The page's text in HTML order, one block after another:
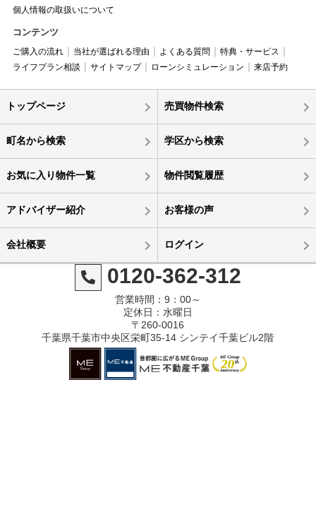
個人情報の取扱いについて
コンテンツ
ご購入の流れ 当社が選ばれる理由 よくある質問
特典・サービス
ライフプラン相談
サイトマップ ローンシミュレーション 来店予約
トップページ 売買物件検索
町名から検索 学区から検索
お気に入り物件一覧 物件閲覧履歴
アドバイザー紹介 お客様の声
会社概要 ログイン
0120-362-312
営業時間：9：00～
定休日：水曜日
〒260-0016
千葉県千葉市中央区栄町35-14 シンテイ千葉ビル2階